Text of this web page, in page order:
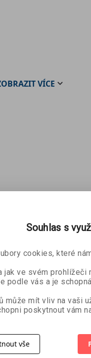
VÍCE
Souhlas s
cookies, které
ve svém prohlížeči
podle vás a je
může mít vliv na vaši
poskytnout vám
vše